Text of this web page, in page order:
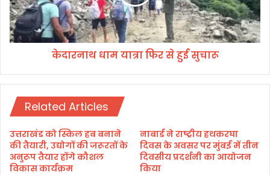
ल
से
की
शि
र
ट
धा
म
या
त्रा
ई
सु
चा
रू
केदारनाथ धाम यात्रा फिर से हुई सुचारू
Related Articles
उत्तराखंड को स्किल हब बनाने
की तैयारी, उद्योगों की जरूरतों के
अनुरूप तैयार होंगे कौशल
विकास कार्यक्रम
नाबार्ड ने राष्ट्रीय हथकरघा
दिवस के अवसर पर मुंबई में तीन
दिवसीय प्रदर्शनी का आयोजन
किया